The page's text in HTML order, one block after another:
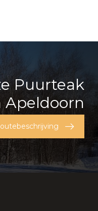
Puurteak